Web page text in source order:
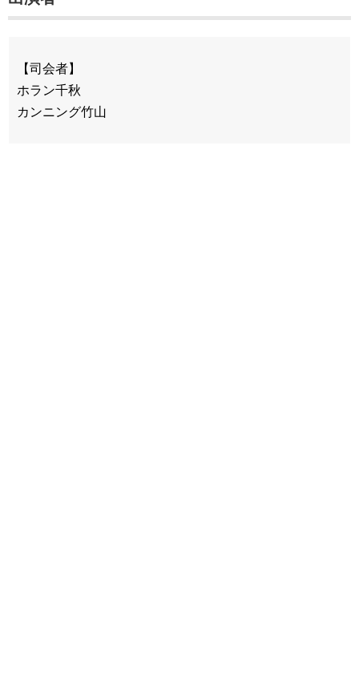
【司会者】
ホラン千秋
カンニング竹山